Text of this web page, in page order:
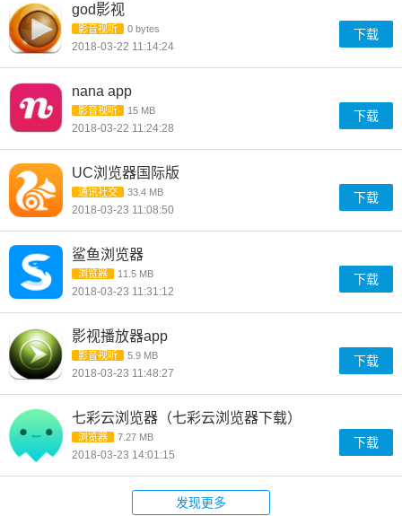
god影视
影音视听 0 bytes
2018-03-22 11:14:24
下载
nana app
影音视听 15 MB
2018-03-22 11:24:28
下载
UC浏览器国际版
通讯社交 33.4 MB
2018-03-23 11:08:50
下载
鲨鱼浏览器
浏览器 11.5 MB
2018-03-23 11:31:12
下载
影视播放器app
影音视听 5.9 MB
2018-03-23 11:48:27
下载
七彩云浏览器（七彩云浏览器下载）
浏览器 7.27 MB
2018-03-23 14:01:15
下载
发现更多